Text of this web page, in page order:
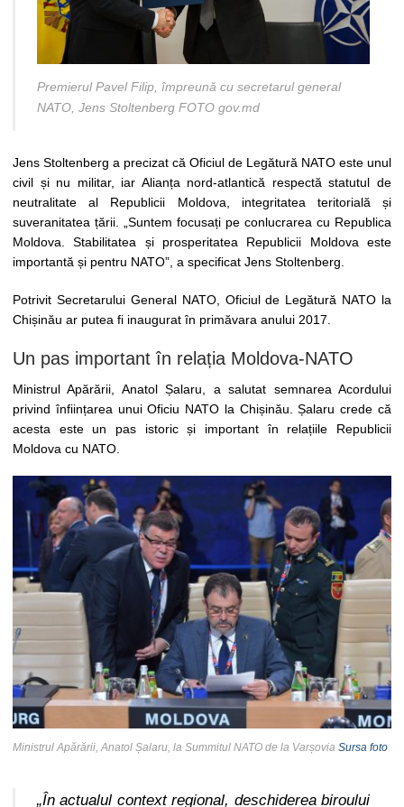
Premierul Pavel Filip, împreună cu secretarul general
NATO, Jens Stoltenberg FOTO gov.md
Jens Stoltenberg a precizat că Oficiul de Legătură NATO este unul
civil și nu militar, iar Alianța nord-atlantică respectă statutul de
neutralitate al Republicii Moldova, integritatea teritorială și
suveranitatea țării. „Suntem focusați pe conlucrarea cu Republica
Moldova. Stabilitatea și prosperitatea Republicii Moldova este
importantă și pentru NATO”, a specificat Jens Stoltenberg.
Potrivit Secretarului General NATO, Oficiul de Legătură NATO la
Chișinău ar putea fi inaugurat în primăvara anului 2017.
Un pas important în relația Moldova-NATO
Ministrul Apărării, Anatol Șalaru, a salutat semnarea Acordului
privind înființarea unui Oficiu NATO la Chișinău. Șalaru crede că
acesta este un pas istoric și important în relațiile Republicii
Moldova cu NATO.
Ministrul Apărării, Anatol Șalaru, la Summitul NATO de la Varșovia Sursa foto
„În actualul context regional, deschiderea biroului